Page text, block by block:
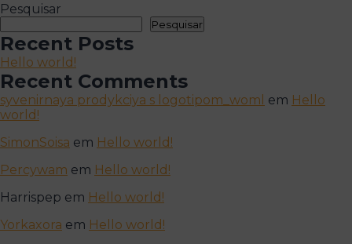
Pesquisar
Pesquisar
Recent Posts
Hello world!
Recent Comments
syvenirnaya prodykciya s logotipom_woml em Hello
world!
SimonSoisa em Hello world!
Percywam em Hello world!
Harrispep em Hello world!
Yorkaxora em Hello world!